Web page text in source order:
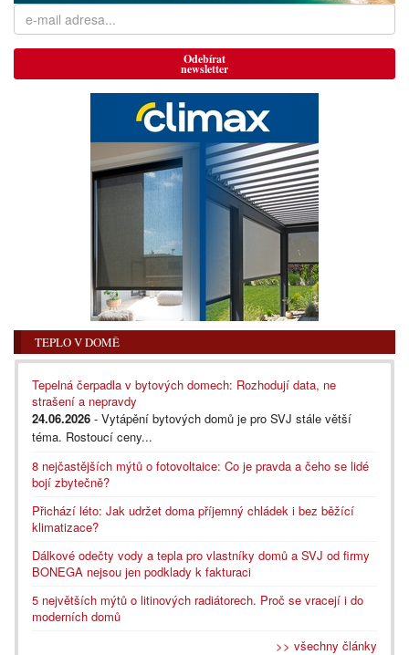
Odebírat
newsletter
TEPLO V DOMĚ
Tepelná čerpadla v bytových domech: Rozhodují data, ne
strašení a nepravdy
24.06.2026 - Vytápění bytových domů je pro SVJ stále větší
téma. Rostoucí ceny...
8 nejčastějších mýtů o fotovoltaice: Co je pravda a čeho se lidé
bojí zbytečně?
Přichází léto: Jak udržet doma příjemný chládek i bez běžící
klimatizace?
Dálkové odečty vody a tepla pro vlastníky domů a SVJ od firmy
BONEGA nejsou jen podklady k fakturaci
5 největších mýtů o litinových radiátorech. Proč se vracejí i do
moderních domů
>> všechny články